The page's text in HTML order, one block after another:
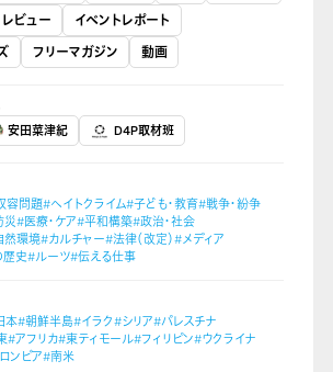
レビュー
イベントレポート
フリーマガジン 動画
安田菜津紀 D4P取材班
容問題#ヘイトクライム#子ども・教育#戦争・紛争
災#医療・ケア#平和構築#政治・社会
然環境#カルチャー#法律（改定）#メディア
史#ルーツ#伝える仕事
本#朝鮮半島#イラク#シリア#パレスチナ
#アフリカ#東ティモール#フィリピン#ウクライナ
ンビア#南米